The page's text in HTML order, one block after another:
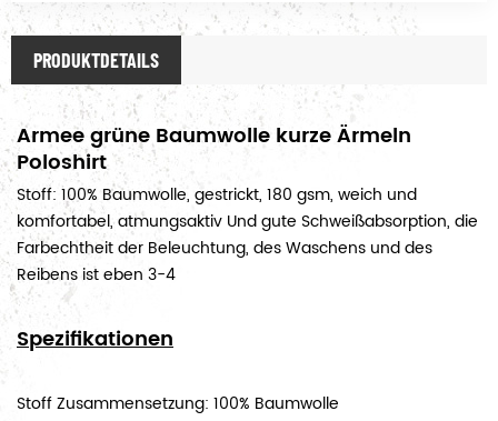
PRODUKTDETAILS
Armee grüne Baumwolle kurze Ärmeln
Poloshirt
Stoff: 100% Baumwolle, gestrickt, 180 gsm, weich und
komfortabel, atmungsaktiv Und gute Schweißabsorption, die
Farbechtheit der Beleuchtung, des Waschens und des
Reibens ist eben 3-4
Spezifikationen
Stoff Zusammensetzung: 100% Baumwolle